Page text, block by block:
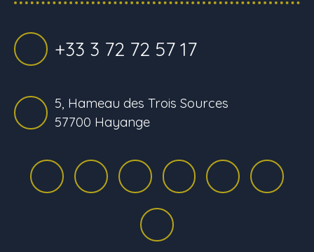
+33 3 72 72 57 17
5, Hameau des Trois Sources
57700 Hayange